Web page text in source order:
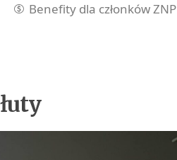
Benefity dla członków ZNP